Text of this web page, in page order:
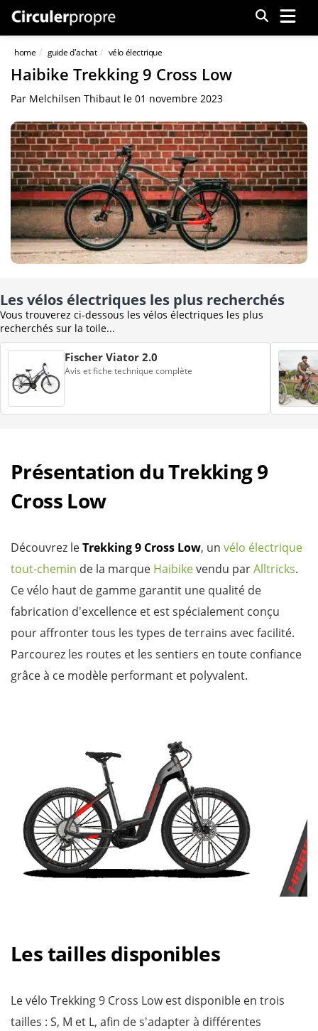
Menu
home guide d'achat vélo électrique
Haibike Trekking 9 Cross Low
Par Melchilsen Thibaut le 01 novembre 2023
Les vélos électriques les plus recherchés
Vous trouverez ci-dessous les vélos électriques les plus
recherchés sur la toile...
Fischer Viator 2.0
Avis et fiche technique complète
Présentation du Trekking 9
Cross Low
Découvrez leTrekking 9 Cross Low, un vélo électrique
tout-chemin de la marque Haibikevendu parAlltricks.
Ce vélo haut de gamme garantit une qualité de
fabrication d'excellence et est spécialement conçu
pour affronter tous les types de terrains avec facilité.
Parcourez les routes et les sentiers en toute confiance
grâce à ce modèle performant et polyvalent.
Les tailles disponibles
Le vélo Trekking 9 Cross Low est disponible en trois
tailles : S, M et L, afin de s'adapter à différentes